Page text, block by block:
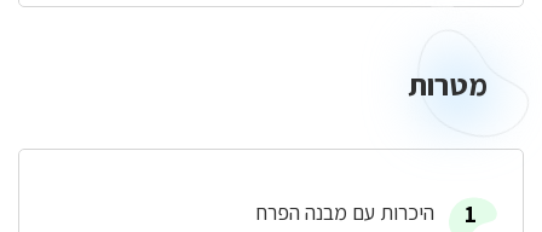
מטרותמטרות
היכרות עם מבנה הפרח